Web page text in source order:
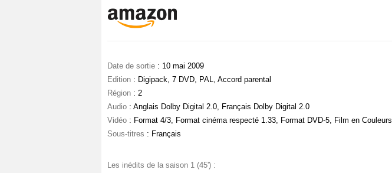
Date de sortie : 10 mai 2009
Edition : Digipack, 7 DVD, PAL, Accord parental
Région : 2
Audio : Anglais Dolby Digital 2.0, Français Dolby Digital 2.0
Vidéo : Format 4/3, Format cinéma respecté 1.33, Format DVD-5, Film en Couleurs
Sous-titres : Français
Les inédits de la saison 1 (45') :